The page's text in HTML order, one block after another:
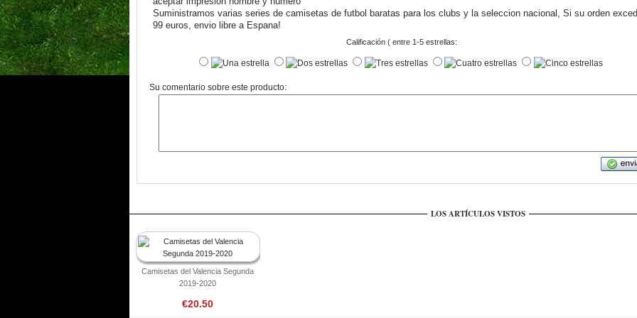
Suministramos varias series de camisetas de futbol baratas para los clubs y la seleccion nacional, Si su orden
99 euros, envio libre a Espana!
Calificación ( entre 1-5 estrellas:
Su comentario sobre este producto:
LOS ARTÍCULOS VISTOS
Camisetas del Valencia Segunda
2019-2020
€20.50